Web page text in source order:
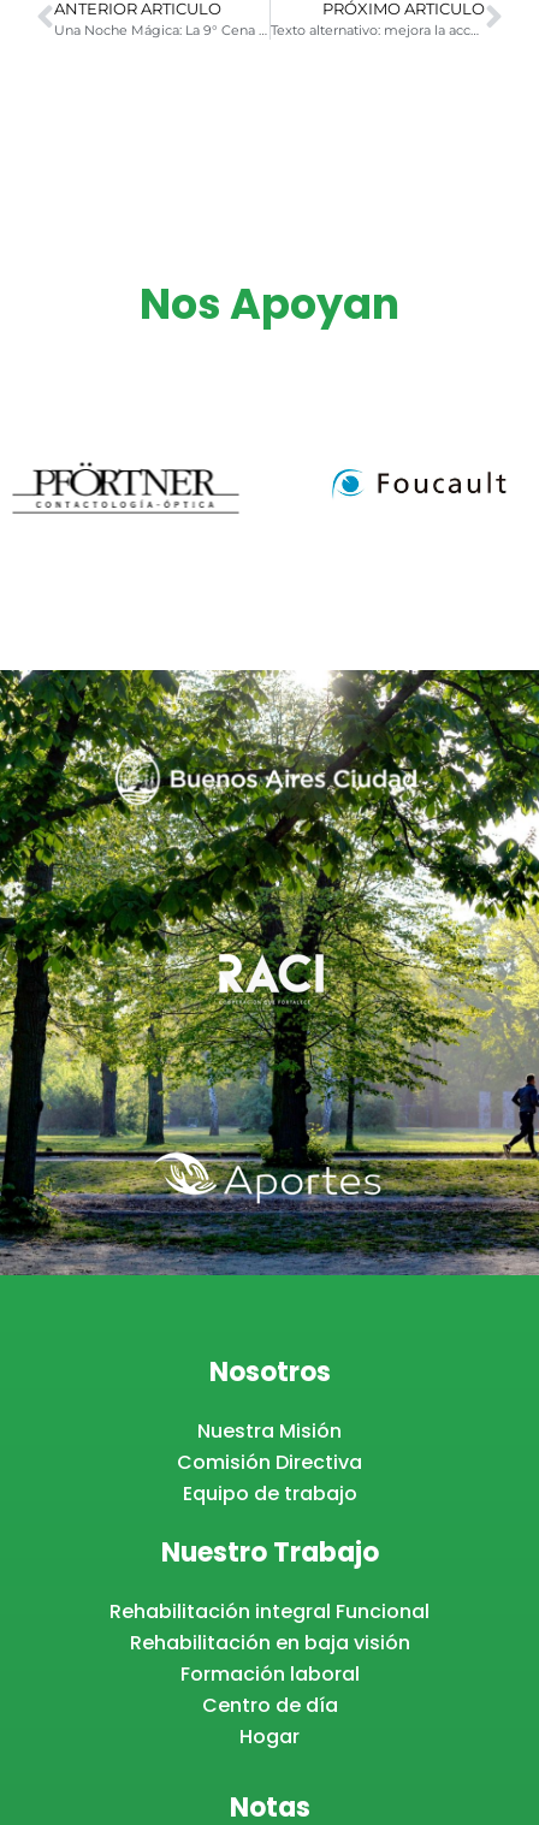
ANTERIOR ARTICULO
Una Noche Mágica: La 9° Cena Solidaria de ASAC
PRÓXIMO ARTICULO
Texto alternativo: mejora la accesibilidad en redes sociales
Nos Apoyan
Nosotros
Nuestra Misión
Comisión Directiva
Equipo de trabajo
Nuestro Trabajo
Rehabilitación integral Funcional
Rehabilitación en baja visión
Formación laboral
Centro de día
Hogar
Notas